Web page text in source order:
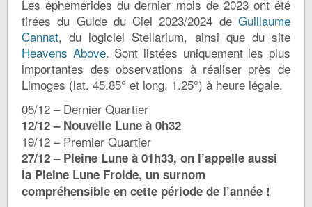
Les éphémérides du dernier mois de 2023 ont été
tirées du Guide du Ciel 2023/2024 de Guillaume
Cannat, du logiciel Stellarium, ainsi que du site
Heavens Above. Sont listées uniquement les plus
importantes des observations à réaliser près de
Limoges (lat. 45.85° et long. 1.25°) à heure légale.
05/12 – Dernier Quartier
12/12 – Nouvelle Lune à 0h32
19/12 – Premier Quartier
27/12 – Pleine Lune à 01h33, on l’appelle aussi
la Pleine Lune Froide, un surnom
compréhensible en cette période de l’année !